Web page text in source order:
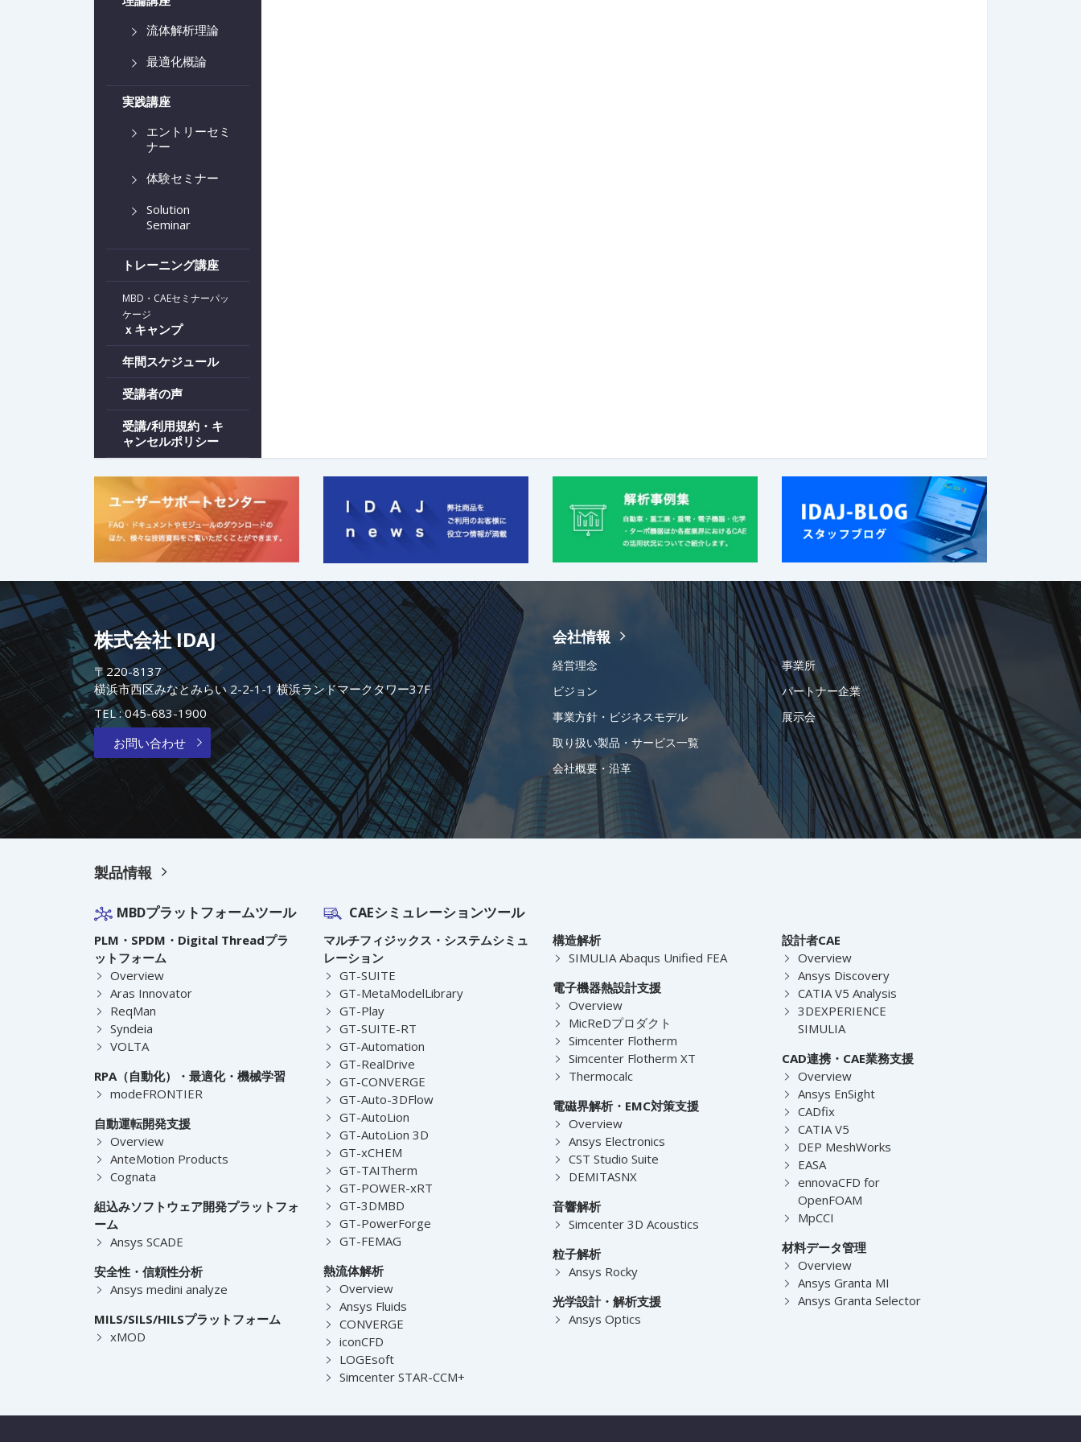
流体解析理論
最適化概論
実践講座
エントリーセミ
ナー
体験セミナー
Solution
Seminar
トレーニング講座
MBD・CAEセミナーパッ
ケージ
ｘキャンプ
年間スケジュール
受講者の声
受講/利用規約・キ
ャンセルポリシー
株式会社 IDAJ
〒220-8137
横浜市西区みなとみらい 2-2-1-1 横浜ランドマークタワー37F
TEL :045-683-1900
お問い合わせ
会社情報
経営理念
ビジョン
事業方針・ビジネスモデル
取り扱い製品・サービス一覧
会社概要・沿革
事業所
パートナー企業
展示会
製品情報
MBDプラットフォームツール
PLM・SPDM・Digital Threadプラ
ットフォーム
Overview
Aras Innovator
ReqMan
Syndeia
VOLTA
RPA（自動化）・最適化・機械学習
modeFRONTIER
自動運転開発支援
Overview
AnteMotion Products
Cognata
組込みソフトウェア開発プラットフォ
ーム
Ansys SCADE
安全性・信頼性分析
Ansys medini analyze
MILS/SILS/HILSプラットフォーム
xMOD
CAEシミュレーションツール
マルチフィジックス・システムシミュ
レーション
GT-SUITE
GT-MetaModelLibrary
GT-Play
GT-SUITE-RT
GT-Automation
GT-RealDrive
GT-CONVERGE
GT-Auto-3DFlow
GT-AutoLion
GT-AutoLion 3D
GT-xCHEM
GT-TAITherm
GT-POWER-xRT
GT-3DMBD
GT-PowerForge
GT-FEMAG
熱流体解析
Overview
Ansys Fluids
CONVERGE
iconCFD
LOGEsoft
Simcenter STAR-CCM+
構造解析
SIMULIA Abaqus Unified FEA
電子機器熱設計支援
Overview
MicReDプロダクト
Simcenter Flotherm
Simcenter Flotherm XT
Thermocalc
電磁界解析・EMC対策支援
Overview
Ansys Electronics
CST Studio Suite
DEMITASNX
音響解析
Simcenter 3D Acoustics
粒子解析
Ansys Rocky
光学設計・解析支援
Ansys Optics
設計者CAE
Overview
Ansys Discovery
CATIA V5 Analysis
3DEXPERIENCE
SIMULIA
CAD連携・CAE業務支援
Overview
Ansys EnSight
CADfix
CATIA V5
DEP MeshWorks
EASA
ennovaCFD for
OpenFOAM
MpCCI
材料データ管理
Overview
Ansys Granta MI
Ansys Granta Selector